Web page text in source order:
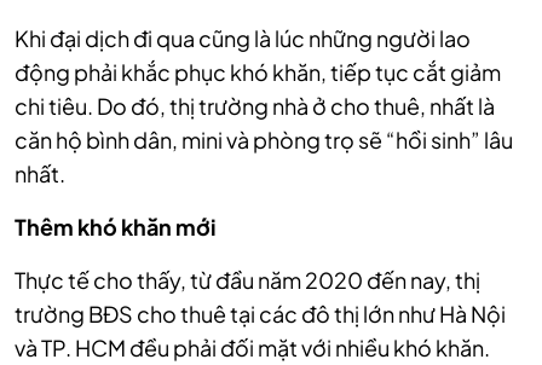
Khi đại dịch đi qua cũng là lúc những người lao
động phải khắc phục khó khăn, tiếp tục cắt giảm
chi tiêu. Do đó, thị trường nhà ở cho thuê, nhất là
căn hộ bình dân, mini và phòng trọ sẽ “hồi sinh” lâu
nhất.
Thêm khó khăn mới
Thực tế cho thấy, từ đầu năm 2020 đến nay, thị
trường BĐS cho thuê tại các đô thị lớn như Hà Nội
và TP. HCM đều phải đối mặt với nhiều khó khăn.